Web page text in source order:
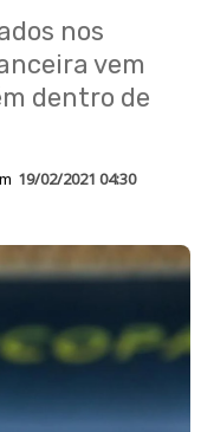
nos
vem
dentro de
19/02/2021 04:30